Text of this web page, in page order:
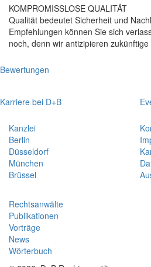
KOMPROMISSLOSE QUALITÄT
Qualität bedeutet Sicherheit und
Empfehlungen können Sie sich
noch, denn wir antizipieren
Bewertungen
Karriere bei D+B
Kanzlei
Berlin
Düsseldorf
München
Brüssel
Rechtsanwälte
Publikationen
Vorträge
News
Wörterbuch